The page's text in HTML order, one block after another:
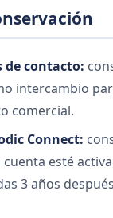
de contacto:
intercambio
comercial.
Connect:
esté
3 años